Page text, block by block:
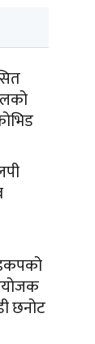
छनोट